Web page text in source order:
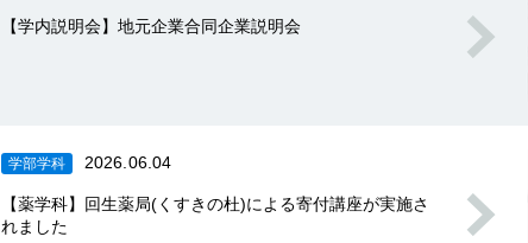
【学内説明会】地元企業合同企業説明会
学部学科 2026.06.04
【薬学科】回生薬局(くすきの杜)による寄付講座が実施さ
れました